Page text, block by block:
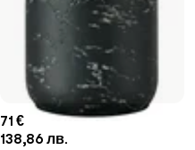
71 €
138,86 лв.